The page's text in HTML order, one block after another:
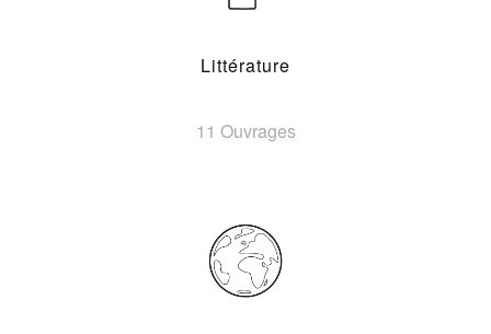
Littérature
11 Ouvrages